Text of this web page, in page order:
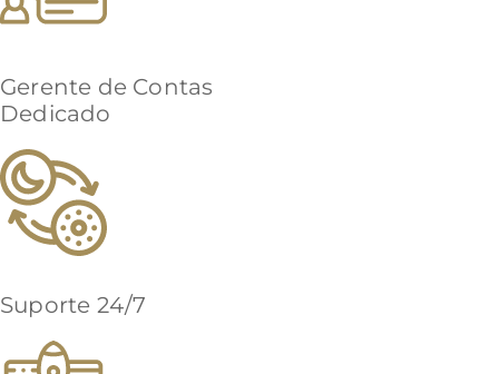
Gerente de Contas
Dedicado
Suporte 24/7